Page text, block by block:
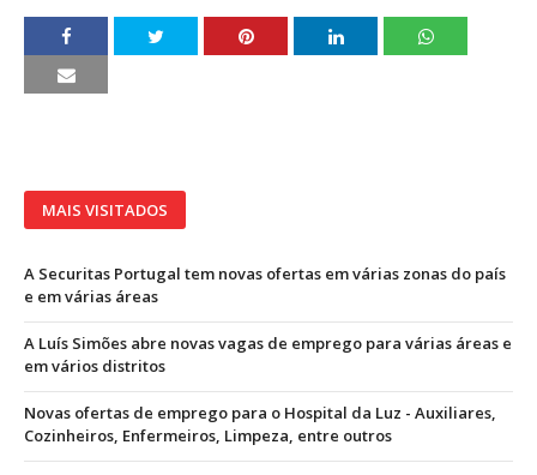
MAIS VISITADOS
A Securitas Portugal tem novas ofertas em várias zonas do país
e em várias áreas
A Luís Simões abre novas vagas de emprego para várias áreas e
em vários distritos
Novas ofertas de emprego para o Hospital da Luz - Auxiliares,
Cozinheiros, Enfermeiros, Limpeza, entre outros